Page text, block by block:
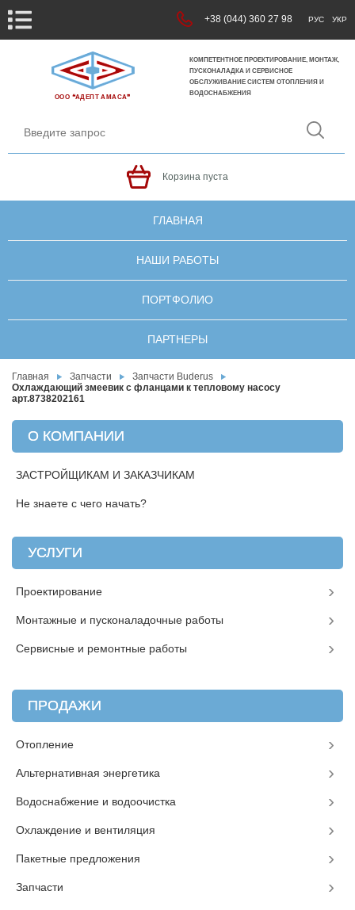
+38 (044) 360 27 98 РУС УКР
ООО ❝АДЕПТ АМАСА❞
КОМПЕТЕНТНОЕ ПРОЕКТИРОВАНИЕ, МОНТАЖ,
ПУСКОНАЛАДКА И СЕРВИСНОЕ
ОБСЛУЖИВАНИЕ СИСТЕМ ОТОПЛЕНИЯ И
ВОДОСНАБЖЕНИЯ
Корзина пуста
ГЛАВНАЯ
НАШИ РАБОТЫ
ПОРТФОЛИО
ПАРТНЕРЫ
Главная Запчасти
Запчасти Buderus
Охлаждающий змеевик с фланцами к тепловому насосу
арт.8738202161
О КОМПАНИИ
ЗАСТРОЙЩИКАМ И ЗАКАЗЧИКАМ
Не знаете с чего начать?
УСЛУГИ
Проектирование
Монтажные и пусконаладочные работы
Сервисные и ремонтные работы
ПРОДАЖИ
Отопление
Альтернативная энергетика
Водоснабжение и водоочистка
Охлаждение и вентиляция
Пакетные предложения
Запчасти